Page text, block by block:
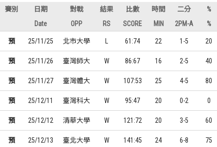
賽別 日期 對戰 結果 比數 時間 二分
%
Date
OPP RS SCORE MIN 2PM-A %
預 25/11/25 北市大學 61:74 22 1-5 20
預 25/11/26 臺灣師大 W 86:67 16 2-5 40
預 25/11/27 臺灣體大 W 107:53 25 4-5 80
預 25/12/11 臺灣科大 W 95:47 20 0-2 0
預 25/12/12 清華大學 W 121:72 20 3-5 60
預 25/12/13 臺北大學 W 141:45 24 6-8 75